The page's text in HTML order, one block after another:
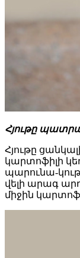
Հյութը
Հյութը
կարտոֆիլի
պարունա-
վելի արագ
միջին